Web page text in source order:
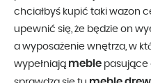
chciałbyś kupić taki wazon
upewnić się, że będzie on
a wyposażenie wnętrza, w
wypełniają meble pasujące